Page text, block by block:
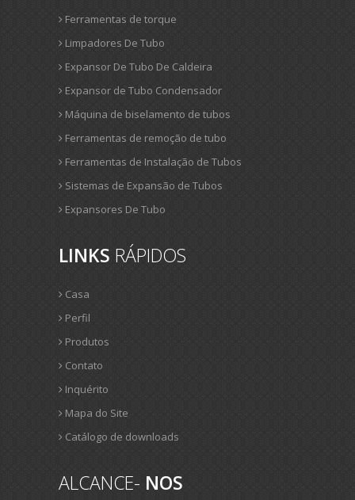
Ferramentas de torque
Limpadores De Tubo
Expansor De Tubo De Caldeira
Expansor de Tubo Condensador
Máquina de biselamento de tubos
Ferramentas de remoção de tubo
Ferramentas de Instalação de Tubos
Sistemas de Expansão de Tubos
Expansores De Tubo
LINKS RÁPIDOS
Casa
Perfil
Produtos
Contato
Inquérito
Mapa do Site
Catálogo de downloads
ALCANCE- NOS